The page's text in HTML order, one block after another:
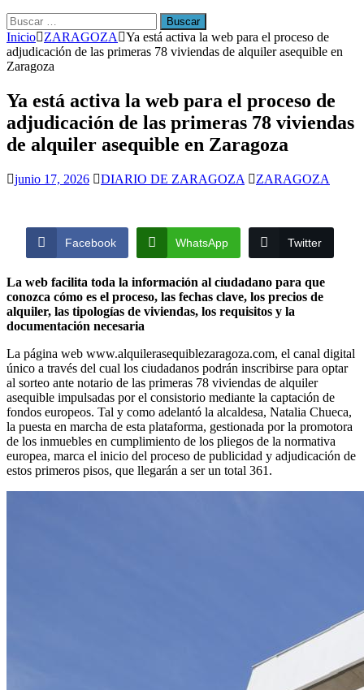
Buscar:
Inicio
ZARAGOZA
Ya está activa la web para el proceso de
adjudicación de las primeras 78 viviendas de alquiler asequible en
Zaragoza
Ya está activa la web para el proceso de
adjudicación de las primeras 78 viviendas
de alquiler asequible en Zaragoza
junio 17, 2026 DIARIO DE ZARAGOZA ZARAGOZA
Facebook WhatsApp Twitter
La web facilita toda la información al ciudadano para que
conozca cómo es el proceso, las fechas clave, los precios de
alquiler, las tipologías de viviendas, los requisitos y la
documentación necesaria
La página web www.alquilerasequiblezaragoza.com, el canal digital
único a través del cual los ciudadanos podrán inscribirse para optar
al sorteo ante notario de las primeras 78 viviendas de alquiler
asequible impulsadas por el consistorio mediante la captación de
fondos europeos. Tal y como adelantó la alcaldesa, Natalia Chueca,
la puesta en marcha de esta plataforma, gestionada por la promotora
de los inmuebles en cumplimiento de los pliegos de la normativa
europea, marca el inicio del proceso de publicidad y adjudicación de
estos primeros pisos, que llegarán a ser un total 361.